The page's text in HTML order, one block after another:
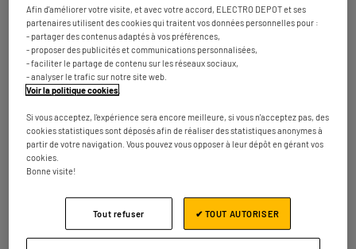
Numéro Plus d'infos
2
16.74
km
ELECTRO DEPOT TOURNAI
Rue des Roselières 4
7503 Tournai
Ouvert 10:00 - 19:00
Les magasins ELECTRO DEPOT dans les
Afin d'améliorer votre visite, et avec votre accord, ELECTRO DEPOT et ses
partenaires utilisent des cookies qui traitent vos données personnelles pour :
- partager des contenus adaptés à vos préférences,
- proposer des publicités et communications personnalisées,
- faciliter le partage de contenu sur les réseaux sociaux,
- analyser le trafic sur notre site web.
Voir la politique cookies
Si vous acceptez, l'expérience sera encore meilleure, si vous n'acceptez pas, des
cookies statistiques sont déposés afin de réaliser des statistiques anonymes à
partir de votre navigation. Vous pouvez vous opposer à leur dépôt en gérant vos
cookies.
Bonne visite!
Tout refuser ✔ TOUT AUTORISER